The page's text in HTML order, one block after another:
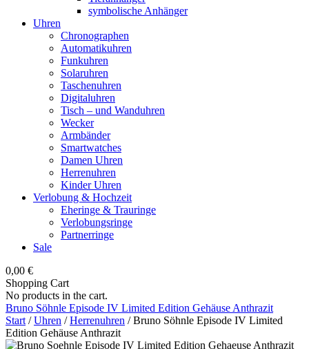
symbolische Anhänger
Uhren
Chronographen
Automatikuhren
Funkuhren
Solaruhren
Taschenuhren
Digitaluhren
Tisch – und Wanduhren
Wecker
Armbänder
Smartwatches
Damen Uhren
Herrenuhren
Kinder Uhren
Verlobung & Hochzeit
Eheringe & Trauringe
Verlobungsringe
Partnerringe
Sale
0,00 €
Shopping Cart
No products in the cart.
Bruno Söhnle Episode IV Limited Edition Gehäuse Anthrazit
Start /Uhren /Herrenuhren / Bruno Söhnle Episode IV Limited
Edition Gehäuse Anthrazit